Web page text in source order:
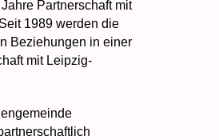
Partnerschaft mit
1989 werden die
Beziehungen in einer
mit Leipzig-